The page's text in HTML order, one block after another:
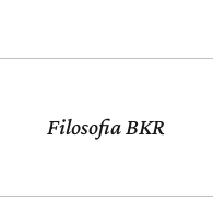
Filosofia BKR